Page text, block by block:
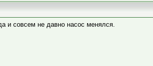
и совсем не давно насос менялся.